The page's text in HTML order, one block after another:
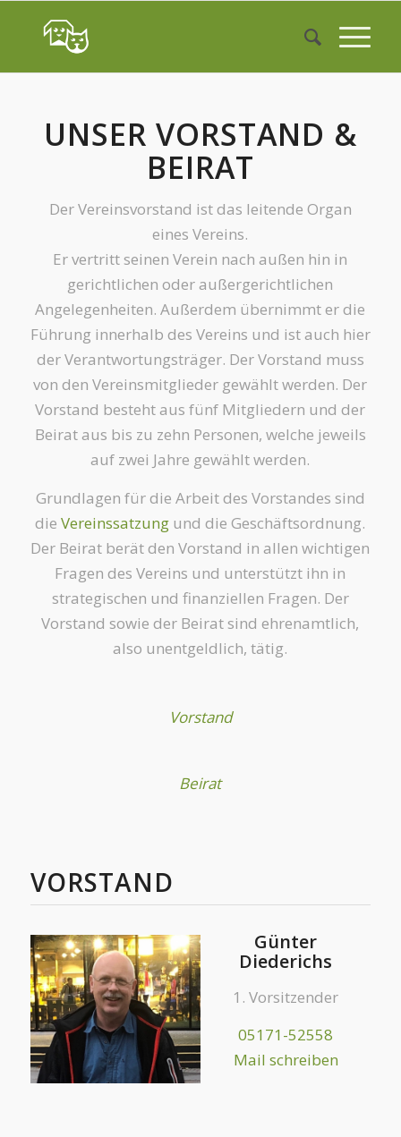
UNSER VORSTAND &
BEIRAT
Der Vereinsvorstand ist das leitende Organ
eines Vereins.
Er vertritt seinen Verein nach außen hin in
gerichtlichen oder außergerichtlichen
Angelegenheiten. Außerdem übernimmt er die
Führung innerhalb des Vereins und ist auch hier
der Verantwortungsträger. Der Vorstand muss
von den Vereinsmitglieder gewählt werden. Der
Vorstand besteht aus fünf Mitgliedern und der
Beirat aus bis zu zehn Personen, welche jeweils
auf zwei Jahre gewählt werden.
Grundlagen für die Arbeit des Vorstandes sind
dieVereinssatzung und die Geschäftsordnung.
Der Beirat berät den Vorstand in allen wichtigen
Fragen des Vereins und unterstützt ihn in
strategischen und finanziellen Fragen. Der
Vorstand sowie der Beirat sind ehrenamtlich,
also unentgeldlich, tätig.
Vorstand
Beirat
VORSTAND
Günter
Diederichs
1. Vorsitzender
05171-52558
Mail schreiben